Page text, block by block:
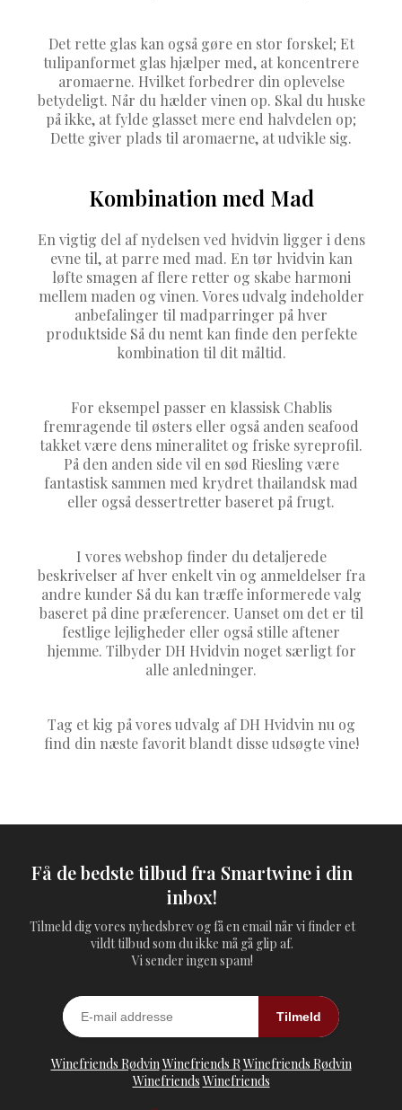
Det rette glas kan også gøre en stor forskel; Et
tulipanformet glas hjælper med, at koncentrere
aromaerne. Hvilket forbedrer din oplevelse
betydeligt. Når du hælder vinen op. Skal du huske
på ikke, at fylde glasset mere end halvdelen op;
Dette giver plads til aromaerne, at udvikle sig.
Kombination med Mad
En vigtig del af nydelsen ved hvidvin ligger i dens
evne til, at parre med mad. En tør hvidvin kan
løfte smagen af flere retter og skabe harmoni
mellem maden og vinen. Vores udvalg indeholder
anbefalinger til madparringer på hver
produktside Så du nemt kan finde den perfekte
kombination til dit måltid.
For eksempel passer en klassisk Chablis
fremragende til østers eller også anden seafood
takket være dens mineralitet og friske syreprofil.
På den anden side vil en sød Riesling være
fantastisk sammen med krydret thailandsk mad
eller også dessertretter baseret på frugt.
I vores webshop finder du detaljerede
beskrivelser af hver enkelt vin og anmeldelser fra
andre kunder Så du kan træffe informerede valg
baseret på dine præferencer. Uanset om det er til
festlige lejligheder eller også stille aftener
hjemme. Tilbyder DH Hvidvin noget særligt for
alle anledninger.
Tag et kig på vores udvalg af DH Hvidvin nu og
find din næste favorit blandt disse udsøgte vine!
Få de bedste tilbud fra Smartwine i din
inbox!
Tilmeld dig vores nyhedsbrev og få en email når vi finder et
vildt tilbud som du ikke må gå glip af.
Vi sender ingen spam!
Tilmeld
Winefriends RødvinWinefriends RWinefriends Rødvin
WinefriendsWinefriends